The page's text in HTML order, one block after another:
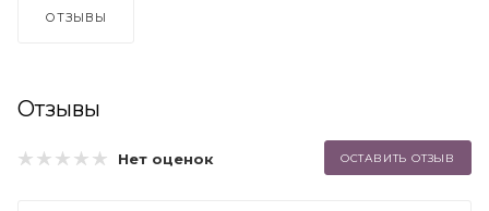
ОТЗЫВЫ
Отзывы
Нет оценок ОСТАВИТЬ ОТЗЫВ